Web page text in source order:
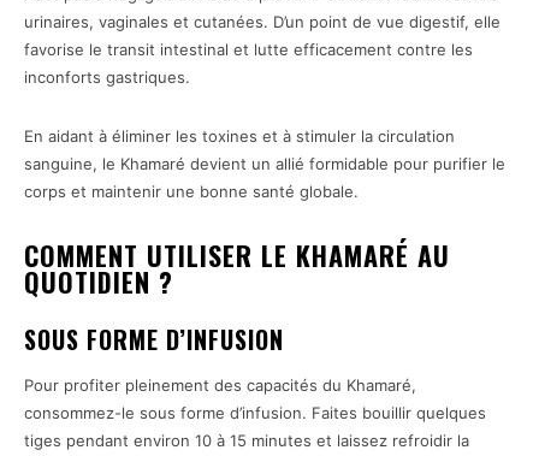
urinaires, vaginales et cutanées. D’un point de vue digestif, elle
favorise le transit intestinal et lutte efficacement contre les
inconforts gastriques.
En aidant à éliminer les toxines et à stimuler la circulation
sanguine, le Khamaré devient un allié formidable pour purifier le
corps et maintenir une bonne santé globale.
COMMENT UTILISER LE KHAMARÉ AU
QUOTIDIEN ?
SOUS FORME D’INFUSION
Pour profiter pleinement des capacités du Khamaré,
consommez-le sous forme d’infusion. Faites bouillir quelques
tiges pendant environ 10 à 15 minutes et laissez refroidir la